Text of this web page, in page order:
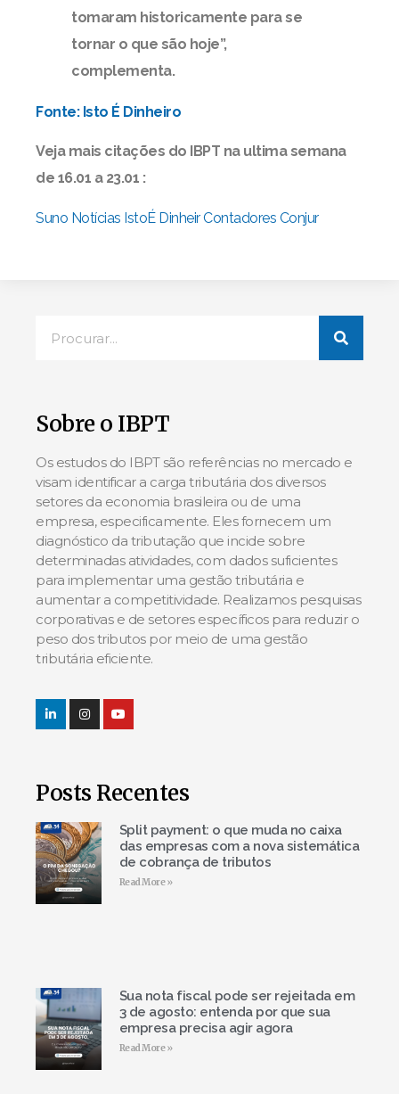
tomaram historicamente para se
tornar o que são hoje”,
complementa.
Fonte: Isto É Dinheiro
Veja mais citações do IBPT na ultima semana
de 16.01 a 23.01 :
Suno Notícias IstoÉ DinheirContadores Conjur
Sobre o IBPT
Os estudos do IBPT são referências no mercado e
visam identificar a carga tributária dos diversos
setores da economia brasileira ou de uma
empresa, especificamente. Eles fornecem um
diagnóstico da tributação que incide sobre
determinadas atividades, com dados suficientes
para implementar uma gestão tributária e
aumentar a competitividade. Realizamos pesquisas
corporativas e de setores específicos para reduzir o
peso dos tributos por meio de uma gestão
tributária eficiente.
Posts Recentes
Split payment: o que muda no caixa
das empresas com a nova sistemática
de cobrança de tributos
Read More »
Sua nota fiscal pode ser rejeitada em
3 de agosto: entenda por que sua
empresa precisa agir agora
Read More »